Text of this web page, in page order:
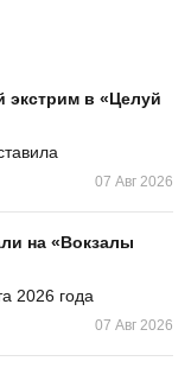
экстрим в «Целуй
07 Авг 2026
на «Вокзалы
2026 года
07 Авг 2026